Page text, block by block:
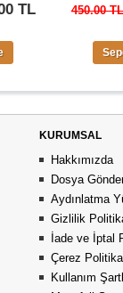
450.00 TL 292.50
KURUMSAL
Hakkımızda
Dosya
Aydınlatma
Gizlilik
İade ve İptal
Çerez
Kullanım